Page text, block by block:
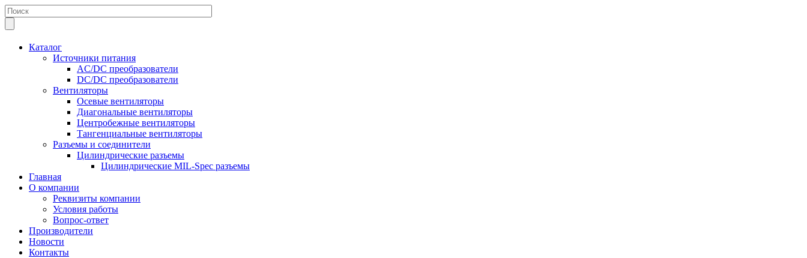
Каталог
Источники питания
AC/DC преобразователи
DC/DC преобразователи
Вентиляторы
Осевые вентиляторы
Диагональные вентиляторы
Центробежные вентиляторы
Тангенциальные вентиляторы
Разъемы и соединители
Цилиндрические разъемы
Цилиндрические MIL-Spec разъемы
Главная
О компании
Реквизиты компании
Условия работы
Вопрос-ответ
Производители
Новости
Контакты